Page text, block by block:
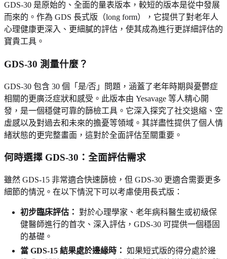
GDS-30 是原始的、全面的量表版本，較短的版本是從中發展
而來的。作為 GDS 長式版（long form），它提供了對老年人
心理健康更深入、更細膩的評估，使其成為進行更詳細評估的
寶貴工具。
GDS-30 測量什麼？
GDS-30 包含 30 個「是/否」問題，涵蓋了老年時期與憂鬱症
相關的更廣泛症狀和感受。此版本由 Yesavage 等人精心開
發，是一個穩健可靠的篩檢工具。它深入探究了社交退縮、空
虛感以及對過去和未來的擔憂等領域。其詳盡性提供了個人情
緒狀態的更完整畫面，這對於全面評估至關重要。
何時選擇 GDS-30：全面評估需求
雖然 GDS-15 非常適合快速篩檢，但 GDS-30 更適合需要更多
細節的情況。在以下情況下可以考慮使用長式版：
初步臨床評估： 對於心理學家、老年病科醫生或初級保
健醫師進行的首次、深入評估，GDS-30 可提供一個穩固
的基礎。
當 GDS-15 結果處於邊緣時： 如果短式版的得分處於邊